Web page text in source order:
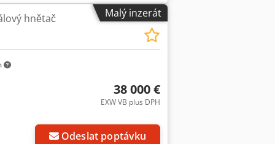
Dedpsnnz Hwefx Acijck - malé části
nebo připomínek mě neváhejte
Malý inzerát
hnětač
38 000 €
EXW VB plus DPH
Odeslat poptávku